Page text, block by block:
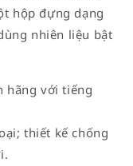
hộp đựng dạng
nhiên liệu bật
hãng với tiếng
thiết kế chống